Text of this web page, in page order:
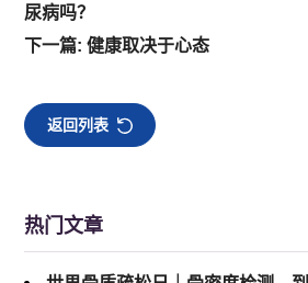
尿病吗？
下一篇: 健康取决于心态
返回列表
热门文章